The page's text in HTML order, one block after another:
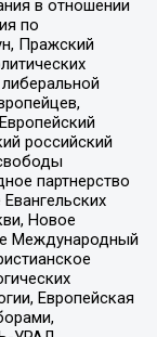
в отношении
по
Пражский
российский
партнерство
Новое
Международный
Европейская